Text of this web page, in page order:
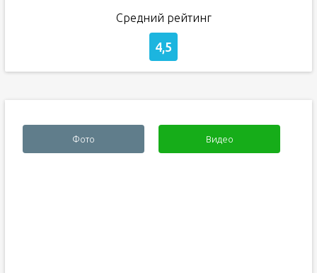
Средний рейтинг
4,5
Фото Видео